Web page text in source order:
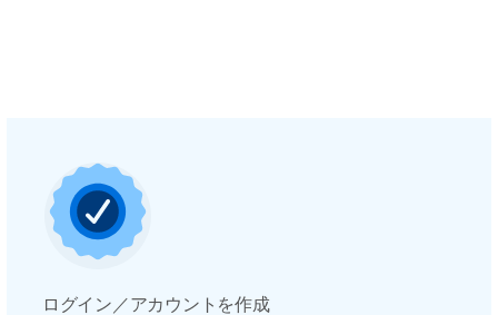
ログイン／アカウントを作成